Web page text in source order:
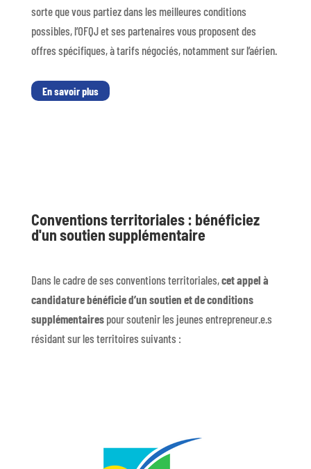
sorte que vous partiez dans les meilleures conditions
possibles, l’OFQJ et ses partenaires vous proposent des
offres spécifiques, à tarifs négociés, notamment sur l’aérien.
En savoir plus
Conventions territoriales : bénéficiez
d'un soutien supplémentaire
Dans le cadre de ses conventions territoriales,cet appel à
candidature bénéficie d’un soutien et de conditions
supplémentairespour soutenir les jeunes entrepreneur.e.s
résidant sur les territoires suivants :